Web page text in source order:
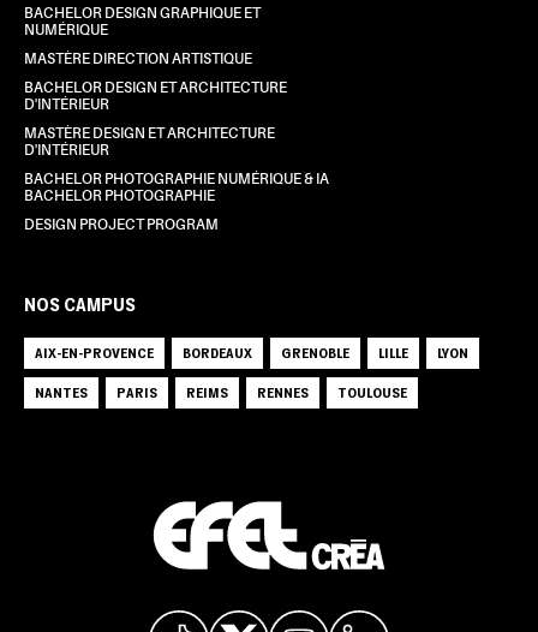
BACHELOR DESIGN GRAPHIQUE ET
NUMÉRIQUE
MASTÈRE DIRECTION ARTISTIQUE
BACHELOR DESIGN ET ARCHITECTURE
D'INTÉRIEUR
MASTÈRE DESIGN ET ARCHITECTURE
D'INTÉRIEUR
BACHELOR PHOTOGRAPHIE NUMÉRIQUE & IA
BACHELOR PHOTOGRAPHIE
DESIGN PROJECT PROGRAM
NOS CAMPUS
AIX-EN-PROVENCE BORDEAUX GRENOBLE LILLE
LYON
NANTES
PARIS REIMS RENNES TOULOUSE